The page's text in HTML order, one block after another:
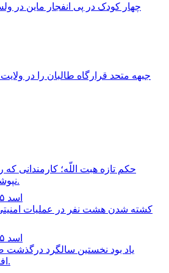
چهار كودک در پى انفجار ماين در
جبهه متحد قرارگاه طالبان را در
حكم تازه هبت اللّه؛ كارمندانى كه
نپوشند، منفک مى شوند.
۱۸ اسد ۱۴۰۵، ۱۲:۱۵
كشته شدن هشت نفر در عمليات
۱۸ اسد ۱۴۰۵، ۱۱:۱۶
ياد بود نخستين سالگرد درگذشت
افغانستان برگزار شد.